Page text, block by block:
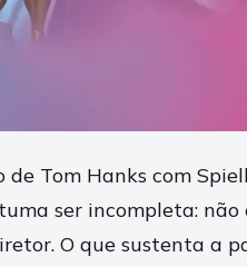
de Tom Hanks com
ser incompleta:
O que sustenta a